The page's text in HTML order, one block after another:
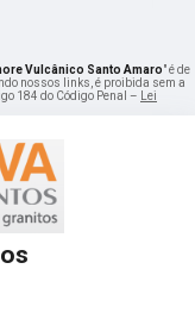
Vulcânico Santo Amaro" é de
nossos links, é proibida sem a
184 do Código Penal –
Lei